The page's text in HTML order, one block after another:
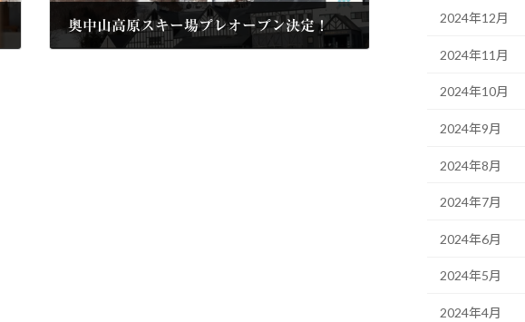
奥中山高原スキー場プレオープン決定！ 2024年12月
2024年11月
2024年10月
2024年9月
2024年8月
2024年7月
2024年6月
2024年5月
2024年4月